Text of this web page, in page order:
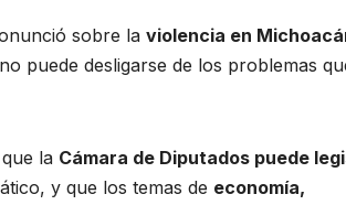
sobre la violencia en
puede desligarse de los problemas
la Cámara de Diputados puede
y que los temas de economía,